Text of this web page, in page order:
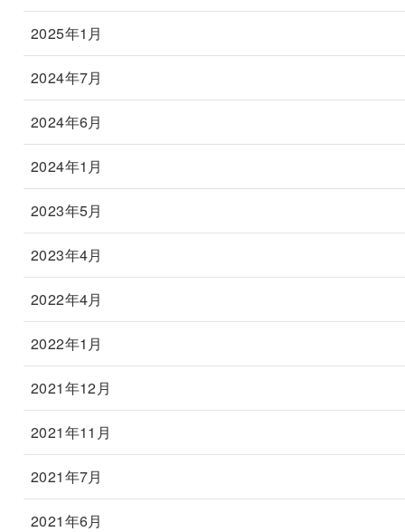
2025年1月
2024年7月
2024年6月
2024年1月
2023年5月
2023年4月
2022年4月
2022年1月
2021年12月
2021年11月
2021年7月
2021年6月